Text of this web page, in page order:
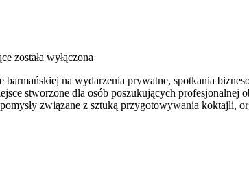
została wyłączona
na wydarzenia prywatne, spotkania
stworzone dla osób poszukujących profesjonalnej
związane z sztuką przygotowywania koktajli,